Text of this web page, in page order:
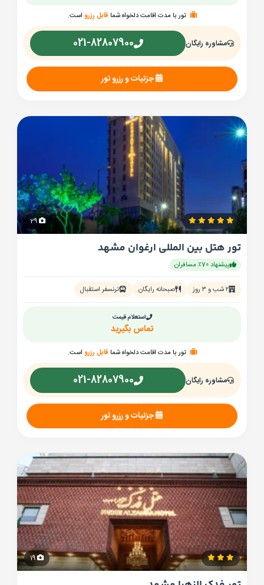
تور با مدت اقامت دلخواه شما قابل رزرو است.
مشاوره رایگان 021-82807900
جزئیات و رزرو تور
تور هتل بین المللی ارغوان مشهد
پیشنهاد 70٪ مسافران
۲ شب و ۳ روز صبحانه رایگان ترنسفر استقبال
استعلام قیمت
تماس بگیرید
تور با مدت اقامت دلخواه شما قابل رزرو است.
مشاوره رایگان 021-82807900
جزئیات و رزرو تور